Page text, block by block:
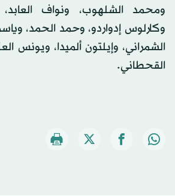
ومحمد الشلهوب، ونواف
وكارلوس إدواردو، وحمد الحمد،
الشمراني، وإيلتون ألميدا، ويونس
القحطاني.